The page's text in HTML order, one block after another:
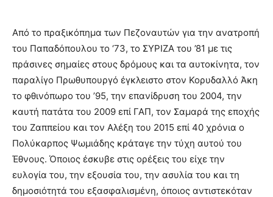
Από το πραξικόπημα των Πεζοναυτών για την ανατροπή
του Παπαδόπουλου το ‘73, το ΣΥΡΙΖΑ του ’81 με τις
πράσινες σημαίες στους δρόμους και τα αυτοκίνητα, τον
παραλίγο Πρωθυπουργό έγκλειστο στον Κορυδαλλό Άκη
το φθινόπωρο του ’95, την επανίδρυση του 2004, την
καυτή πατάτα του 2009 επί ΓΑΠ, τον Σαμαρά της εποχής
του Ζαππείου και τον Αλέξη του 2015 επί 40 χρόνια ο
Πολύκαρπος Ψωμιάδης κράταγε την τύχη αυτού του
Έθνους. Όποιος έσκυβε στις ορέξεις του είχε την
ευλογία του, την εξουσία του, την ασυλία του και τη
δημοσιότητά του εξασφαλισμένη, όποιος αντιστεκόταν